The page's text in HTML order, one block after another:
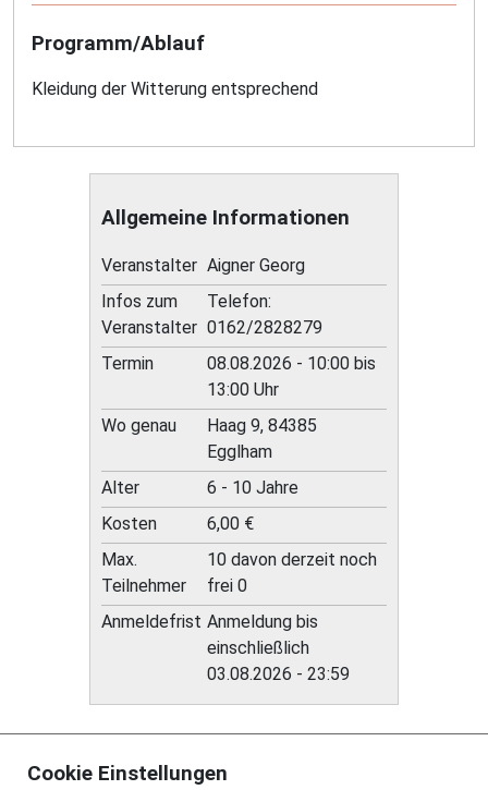
Programm/Ablauf
Kleidung der Witterung entsprechend
Allgemeine Informationen
Veranstalter Aigner Georg
Infos zum
Veranstalter
Telefon:
0162/2828279
Termin
08.08.2026 - 10:00 bis
13:00 Uhr
Wo genau
Haag 9, 84385
Egglham
Alter
6 - 10 Jahre
Kosten
6,00 €
Max.
Teilnehmer
10 davon derzeit noch
frei 0
Anmeldefrist Anmeldung bis
einschließlich
03.08.2026 - 23:59
Cookie Einstellungen